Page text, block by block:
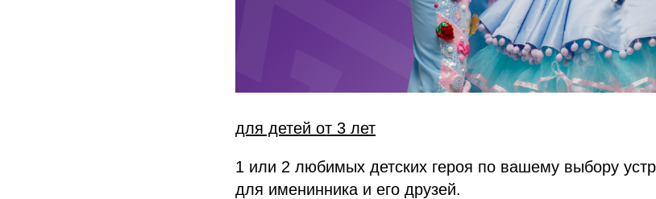
для детей от 3 лет
1 или 2 любимых детских героя по вашему выбору
для именинника и его друзей.